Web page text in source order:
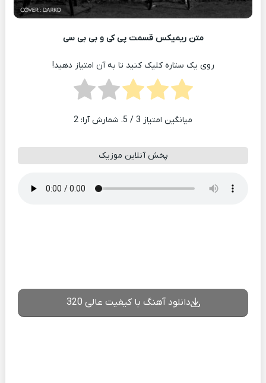
متن ریمیکس قسمت پی کی و بی بی سی
روی یک ستاره کلیک کنید تا به آن امتیاز دهید!
میانگین امتیاز 3 / 5. شمارش آرا: 2
پخش آنلاین موزیک
دانلود آهنگ با کیفیت عالی 320